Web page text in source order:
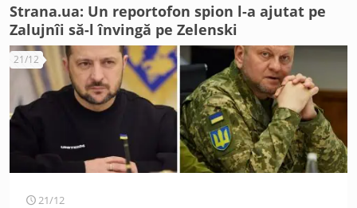
Strana.ua: Un reportofon spion l-a ajutat pe
Zalujnîi să-l învingă pe Zelenski
21/12
21/12